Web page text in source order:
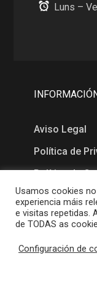
Luns –
Aviso Legal
Política de
Política de
MAPA
Usamos cookies
experiencia máis
e visitas repetidas.
de TODAS as
Configuración de